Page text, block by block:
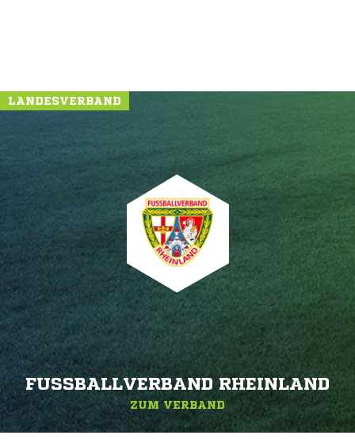
LANDESVERBAND
FUSSBALLVERBAND RHEINLAND
ZUM VERBAND